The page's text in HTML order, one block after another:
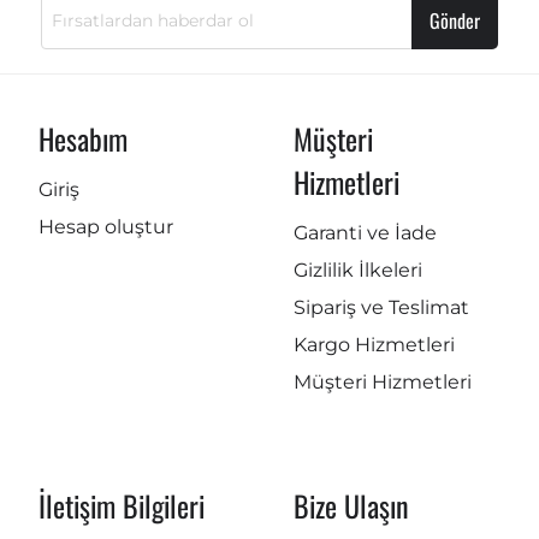
Gönder
Hesabım
Giriş
Hesap oluştur
Müşteri
Hizmetleri
Garanti ve İade
Gizlilik İlkeleri
Sipariş ve Teslimat
Kargo Hizmetleri
Müşteri Hizmetleri
İletişim Bilgileri Bize Ulaşın